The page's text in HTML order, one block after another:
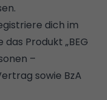
dich im
das Produkt „BEG
–
sowie BzA